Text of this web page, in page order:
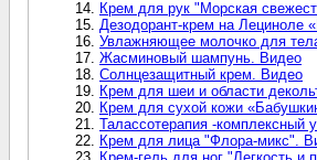
Крем для рук "Морская
Дезодорант-крем на Лециноле
Увлажняющее молочко для
Жасминовый шампунь. Видео
Солнцезащитный крем. Видео
Крем для шеи и области
Крем для сухой кожи
Талассотерапия -комплексный
Крем для лица "Флора-микс".